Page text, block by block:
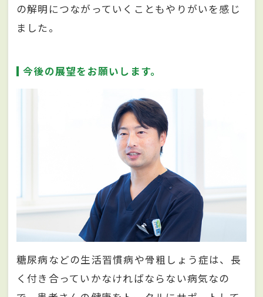
の解明につながっていくこともやりがいを感じ
ました。
今後の展望をお願いします。
糖尿病などの生活習慣病や骨粗しょう症は、長
く付き合っていかなければならない病気なの